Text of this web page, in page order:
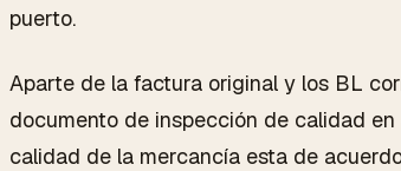
puerto.
Aparte de la factura original y los BL
documento de inspección de calidad
calidad de la mercancía esta de